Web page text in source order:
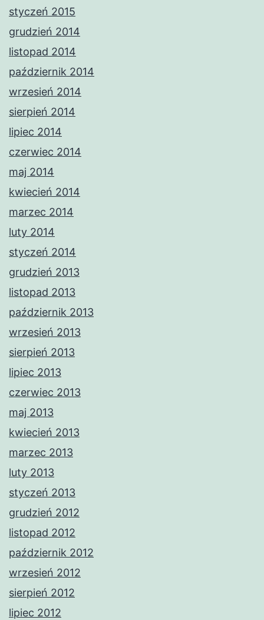
styczeń 2015
grudzień 2014
listopad 2014
październik 2014
wrzesień 2014
sierpień 2014
lipiec 2014
czerwiec 2014
maj 2014
kwiecień 2014
marzec 2014
luty 2014
styczeń 2014
grudzień 2013
listopad 2013
październik 2013
wrzesień 2013
sierpień 2013
lipiec 2013
czerwiec 2013
maj 2013
kwiecień 2013
marzec 2013
luty 2013
styczeń 2013
grudzień 2012
listopad 2012
październik 2012
wrzesień 2012
sierpień 2012
lipiec 2012